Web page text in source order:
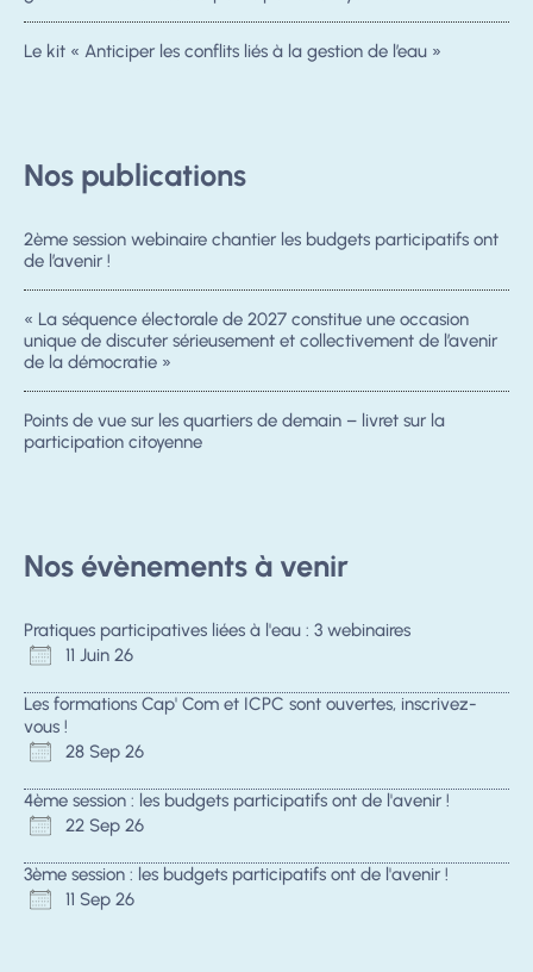
Le kit « Anticiper les conflits liés à la gestion de l’eau »
Nos publications
2ème session webinaire chantier les budgets participatifs ont
de l’avenir !
« La séquence électorale de 2027 constitue une occasion
unique de discuter sérieusement et collectivement de l’avenir
de la démocratie »
Points de vue sur les quartiers de demain – livret sur la
participation citoyenne
Nos évènements à venir
Pratiques participatives liées à l'eau : 3 webinaires
11 Juin 26
Les formations Cap' Com et ICPC sont ouvertes, inscrivez-
vous !
28 Sep 26
4ème session : les budgets participatifs ont de l'avenir !
22 Sep 26
3ème session : les budgets participatifs ont de l'avenir !
11 Sep 26